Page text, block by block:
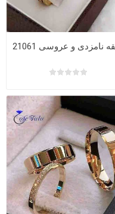
نامزدی و عروسی 21061